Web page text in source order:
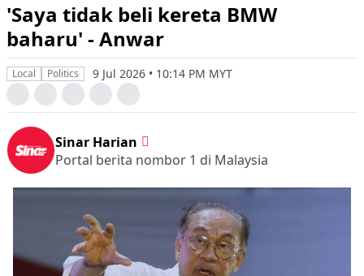
'Saya tidak beli kereta BMW
baharu' - Anwar
Local Politics 9 Jul 2026 • 10:14 PM MYT
Sinar Harian
Portal berita nombor 1 di Malaysia